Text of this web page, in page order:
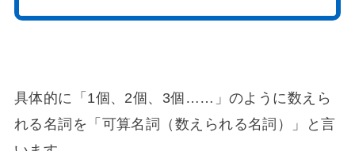
具体的に「1個、2個、3個……」のように数えら
れる名詞を「可算名詞（数えられる名詞）」と言